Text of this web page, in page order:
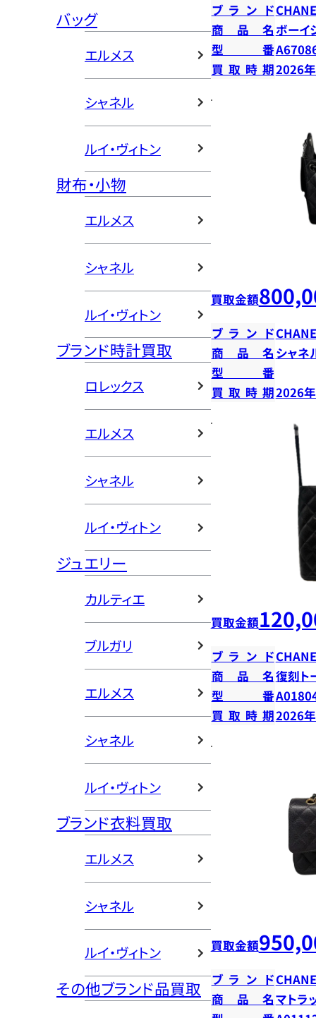
バッグ
エルメス
シャネル
ルイ・ヴィトン
財布・小物
エルメス
シャネル
ルイ・ヴィトン
ブランド時計買取
ロレックス
エルメス
シャネル
ルイ・ヴィトン
ジュエリー
カルティエ
ブルガリ
エルメス
シャネル
ルイ・ヴィトン
ブランド衣料買取
エルメス
シャネル
ルイ・ヴィトン
その他ブランド品買取
ブランド
商品名ボーイ
型番
買取時期2026
買取金額
ブランド
商品名 シャネ
型番
買取時期2026
買取金額
ブランド
商品名復刻ト
型番
買取時期2026
買取金額
ブランド
商品名マトラ